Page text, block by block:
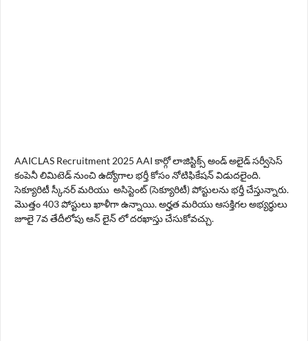
AAICLAS Recruitment 2025 AAI కార్గో లాజిస్టిక్స్ అండ్ అలైడ్ సర్వీసెస్
కంపెనీ లిమిటెడ్ నుంచి ఉద్యోగాల భర్తీ కోసం నోటిఫికేషన్ విడుదలైంది.
సెక్యూరిటీ స్కీనర్ మరియు అసిస్టెంట్ (సెక్యూరిటీ) పోస్టులను భర్తీ చేస్తున్నారు.
మొత్తం 403 పోస్టులు ఖాళీగా ఉన్నాయి. అర్హత మరియు ఆసక్తిగల అభ్యర్థులు
జూలై 7వ తేదీలోపు ఆన్ లైన్ లో దరఖాస్తు చేసుకోవచ్చు.